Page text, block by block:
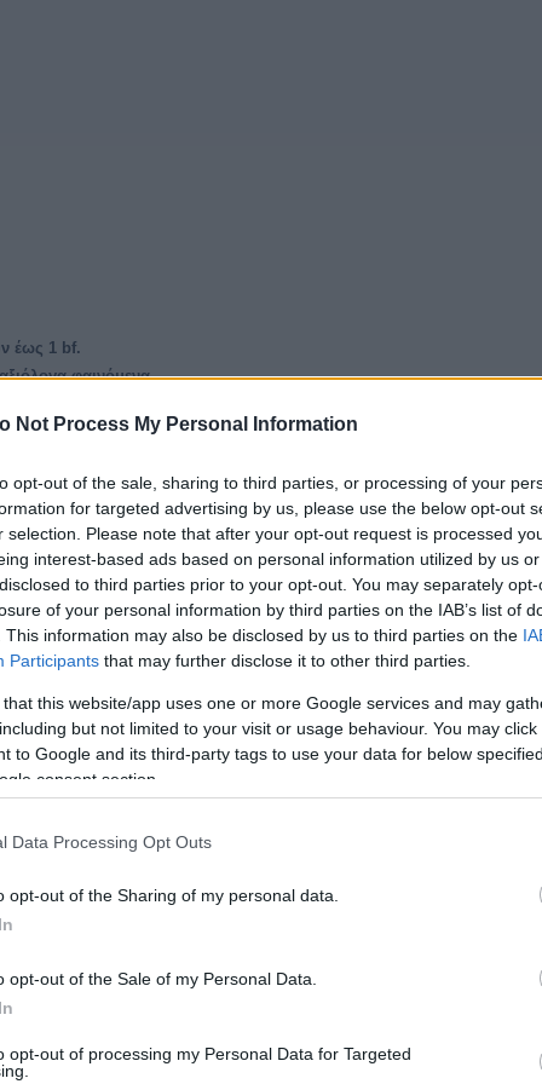
Not Process My Personal Information
opt-out of the sale, sharing to third parties, or processing of your
for targeted advertising by us, please use the below opt-out
selection. Please note that after your opt-out request is processed
interest-based ads based on personal information utilized by us
to third parties prior to your opt-out. You may separately
of your personal information by third parties on the IAB’s list of
This information may also be disclosed by us to third parties on the
Participants that may further disclose it to other third parties.
that this website/app uses one or more Google services and may
but not limited to your visit or usage behaviour. You may
to Google and its third-party tags to use your data for below
consent section.
Data Processing Opt Outs
opt-out of the Sharing of my personal data.
opt-out of the Sale of my Personal Data.
opt-out of processing my Personal Data for Targeted
έως 1 bf.
φαινόμενα.
και σημεία προσοχής.
στο Αίγιο
24°–33°, άνεμοι έως 2 bf. Δεν αναμένονται αξιόλογα
Συννεφιά
Μεσημέρι
33°
Συννεφιά
Βράδυ